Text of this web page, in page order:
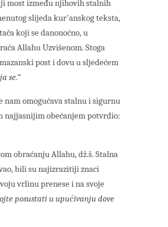
most između njihovih stalnih
slijeda kur'anskog teksta,
koji se danonoćno, u
Allahu Uzvišenom. Stoga
post i dovu u sljedećem
se.“
nam omogućava stalnu i sigurnu
najjasnijim obećanjem potvrdio:
obraćanju Allahu, dž.š. Stalna
bili su najizrazitiji znaci
vrlinu prenese i na svoje
posustati u upućivanju dove